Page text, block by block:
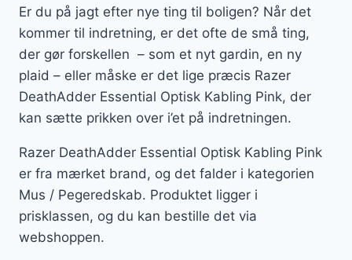
Er du på jagt efter nye ting til boligen? Når det
kommer til indretning, er det ofte de små ting,
der gør forskellen – som et nyt gardin, en ny
plaid – eller måske er det lige præcis Razer
DeathAdder Essential Optisk Kabling Pink, der
kan sætte prikken over i’et på indretningen.
Razer DeathAdder Essential Optisk Kabling Pink
er fra mærket brand, og det falder i kategorien
Mus / Pegeredskab. Produktet ligger i
prisklassen, og du kan bestille det via
webshoppen.